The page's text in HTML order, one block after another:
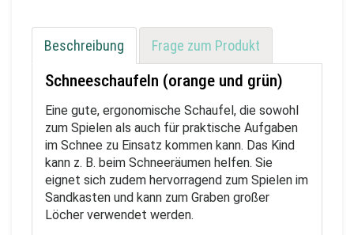
Beschreibung Frage zum Produkt
Schneeschaufeln (orange und grün)
Eine gute, ergonomische Schaufel, die sowohl
zum Spielen als auch für praktische Aufgaben
im Schnee zu Einsatz kommen kann. Das Kind
kann z. B. beim Schneeräumen helfen. Sie
eignet sich zudem hervorragend zum Spielen im
Sandkasten und kann zum Graben großer
Löcher verwendet werden.